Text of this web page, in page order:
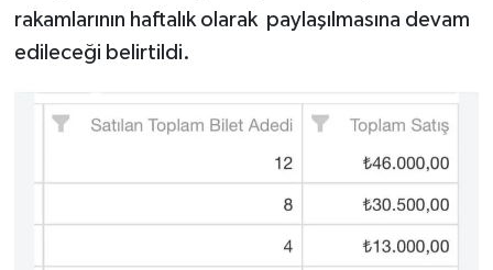
rakamlarının haftalık olarak paylaşılmasına devam
edileceği belirtildi.